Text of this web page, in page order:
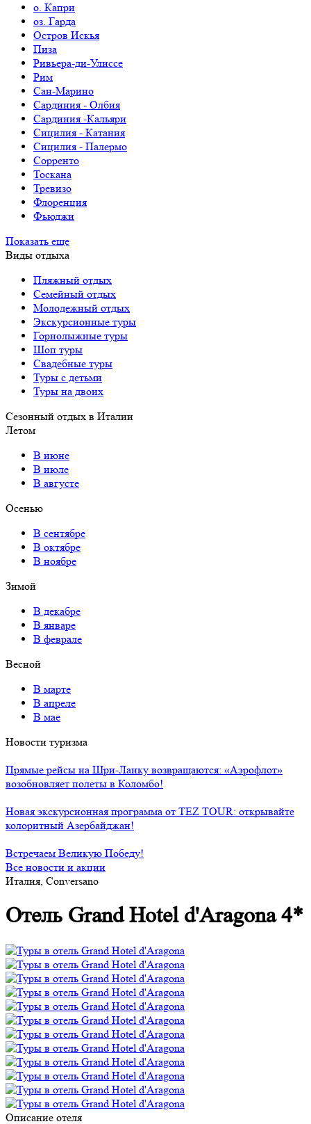
о. Капри
оз. Гарда
Остров Искья
Пиза
Ривьера-ди-Улиссе
Рим
Сан-Марино
Сардиния - Олбия
Сардиния -Кальяри
Сицилия - Катания
Сицилия - Палермо
Сорренто
Тоскана
Тревизо
Флоренция
Фьюджи
Показать еще
Виды отдыха
Пляжный отдых
Семейный отдых
Молодежный отдых
Экскурсионные туры
Горнолыжные туры
Шоп туры
Свадебные туры
Туры с детьми
Туры на двоих
Сезонный отдых в Италии
Летом
В июне
В июле
В августе
Осенью
В сентябре
В октябре
В ноябре
Зимой
В декабре
В январе
В феврале
Весной
В марте
В апреле
В мае
Новости туризма
Прямые рейсы на Шри-Ланку возвращаются: «Аэрофлот»
возобновляет полеты в Коломбо!
Новая экскурсионная программа от TEZ TOUR: открывайте
колоритный Азербайджан!
Встречаем Великую Победу!
Все новости и акции
Италия, Conversano
Отель Grand Hotel d'Aragona 4*
Описание отеля